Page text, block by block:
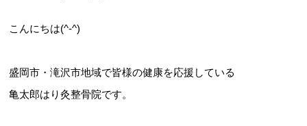
こんにちは(^-^)
盛岡市・滝沢市地域で皆様の健康を応援している
亀太郎はり灸整骨院です。